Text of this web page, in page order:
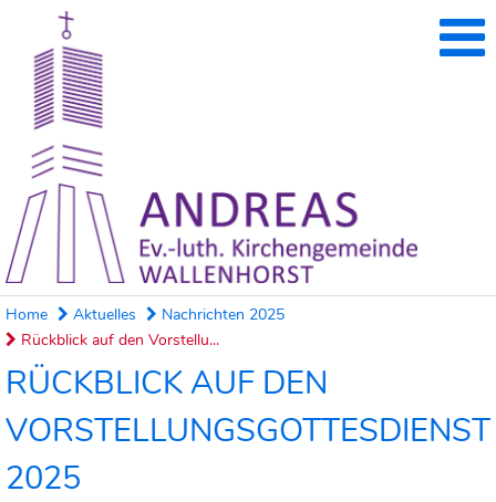
Home Aktuelles
Nachrichten 2025
Rückblick auf den Vorstellu...
RÜCKBLICK AUF DEN
VORSTELLUNGSGOTTESDIENST
2025